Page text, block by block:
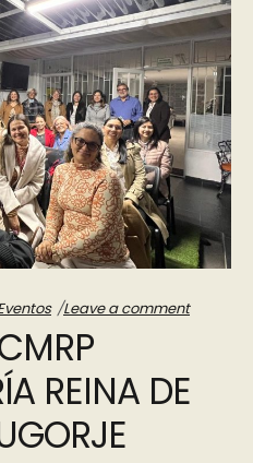
Leave a comment
REINA DE